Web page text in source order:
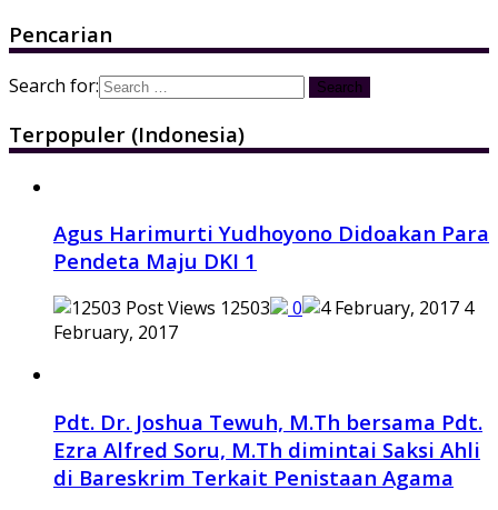
Pencarian
Search for:
Terpopuler (Indonesia)
Agus Harimurti Yudhoyono Didoakan Para
Pendeta Maju DKI 1
12503 0
4
February, 2017
Pdt. Dr. Joshua Tewuh, M.Th bersama Pdt.
Ezra Alfred Soru, M.Th dimintai Saksi Ahli
di Bareskrim Terkait Penistaan Agama